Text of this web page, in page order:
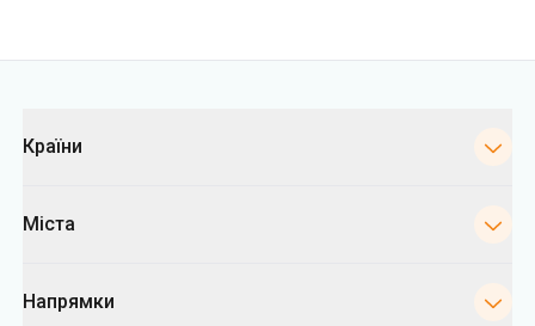
Країни
Міста
Напрямки